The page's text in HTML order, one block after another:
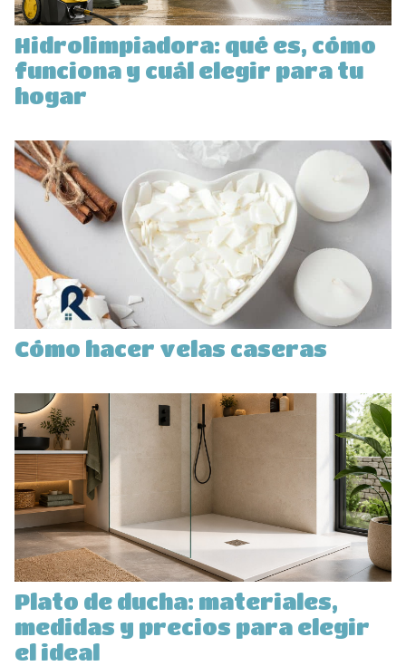
Hidrolimpiadora: qué es, cómo
funciona y cuál elegir para tu
hogar
Cómo hacer velas caseras
Plato de ducha: materiales,
medidas y precios para elegir
el ideal